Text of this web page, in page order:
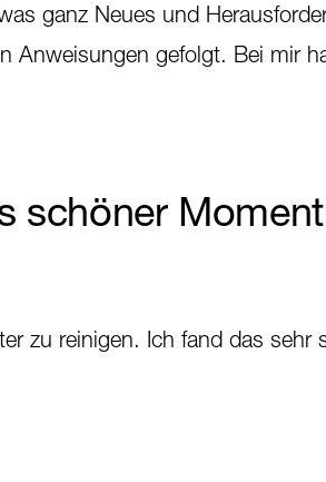
ganz Neues und
Anweisungen gefolgt. Bei mir
schöner
zu reinigen. Ich fand das sehr